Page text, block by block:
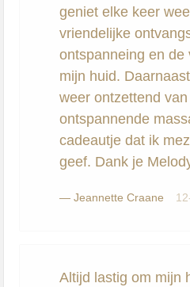
geniet elke keer
vriendelijke
ontspanneing en de
mijn huid.
weer ontzettend
ontspannende
cadeautje dat ik
geef. Dank je
—Jeannette Craane
Altijd lastig om mijn